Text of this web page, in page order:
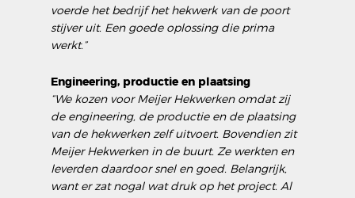
voerde het bedrijf het hekwerk van de poort
stijver uit. Een goede oplossing die prima
werkt.”
Engineering, productie en plaatsing
“We kozen voor Meijer Hekwerken omdat zij
de engineering, de productie en de plaatsing
van de hekwerken zelf uitvoert. Bovendien zit
Meijer Hekwerken in de buurt. Ze werkten en
leverden daardoor snel en goed. Belangrijk,
want er zat nogal wat druk op het project. Al